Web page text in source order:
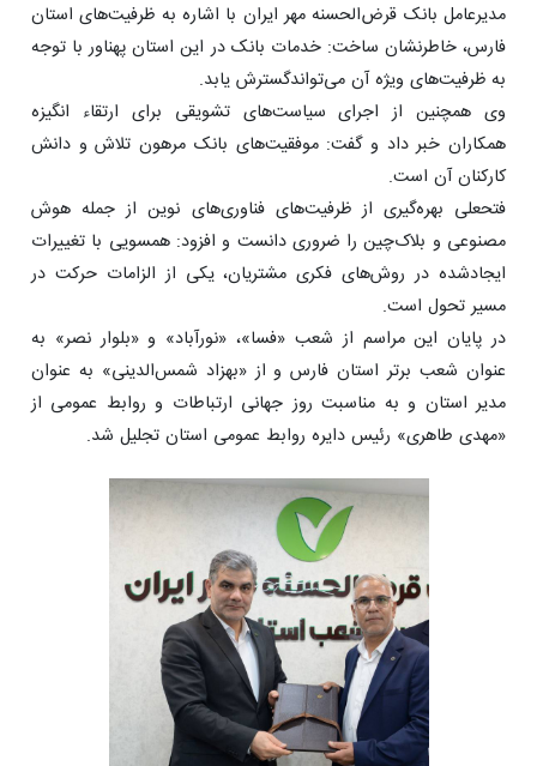
مدیرعامل بانک قرض‌الحسنه مهر ایران با اشاره به ظرفیت‌های استان
فارس، خاطرنشان ساخت: خدمات بانک در این استان پهناور با توجه
به ظرفیت‌های ویژه آن می‌تواندگسترش یابد.
وی همچنین از اجرای سیاست‌های تشویقی برای ارتقاء انگیزه
همکاران خبر داد و گفت: موفقیت‌های بانک مرهون تلاش و دانش
کارکنان آن است.
فتحعلی بهره‌گیری از ظرفیت‌های فناوری‌های نوین از جمله هوش
مصنوعی و بلاک‌چین را ضروری دانست و افزود: همسویی با تغییرات
ایجادشده در روش‌های فکری مشتریان، یکی از الزامات حرکت در
مسیر تحول است.
در پایان این مراسم از شعب «فسا»، «نورآباد» و «بلوار نصر» به
عنوان شعب برتر استان فارس و از «بهزاد شمس‌الدینی» به عنوان
مدیر استان و به مناسبت روز جهانی ارتباطات و روابط عمومی از
«مهدی طاهری» رئیس دایره روابط عمومی استان تجلیل شد.